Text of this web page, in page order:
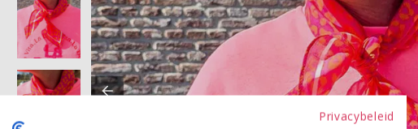
Privacybeleid